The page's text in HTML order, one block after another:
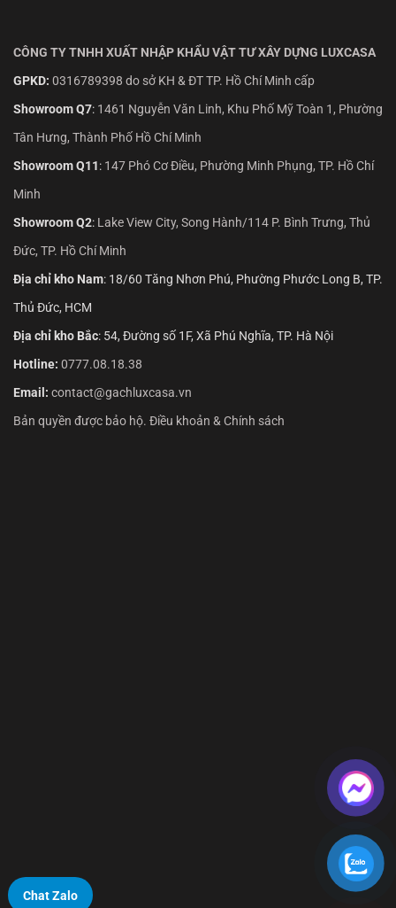
CÔNG TY TNHH XUẤT NHẬP KHẨU VẬT TƯ XÂY DỰNG LUXCASA
GPKD: 0316789398 do sở KH & ĐT TP. Hồ Chí Minh cấp
Showroom Q7: 1461 Nguyễn Văn Linh, Khu Phố Mỹ Toàn 1, Phường
Tân Hưng, Thành Phố Hồ Chí Minh
Showroom Q11: 147 Phó Cơ Điều, Phường Minh Phụng, TP. Hồ Chí
Minh
Showroom Q2: Lake View City, Song Hành/114 P. Bình Trưng, Thủ
Đức, TP. Hồ Chí Minh
Địa chỉ kho Nam: 18/60 Tăng Nhơn Phú, Phường Phước Long B, TP.
Thủ Đức, HCM
Địa chỉ kho Bắc: 54, Đường số 1F, Xã Phú Nghĩa, TP. Hà Nội
Hotline: 0777.08.18.38
Email: contact@gachluxcasa.vn
Bản quyền được bảo hộ. Điều khoản & Chính sách
Chat Zalo